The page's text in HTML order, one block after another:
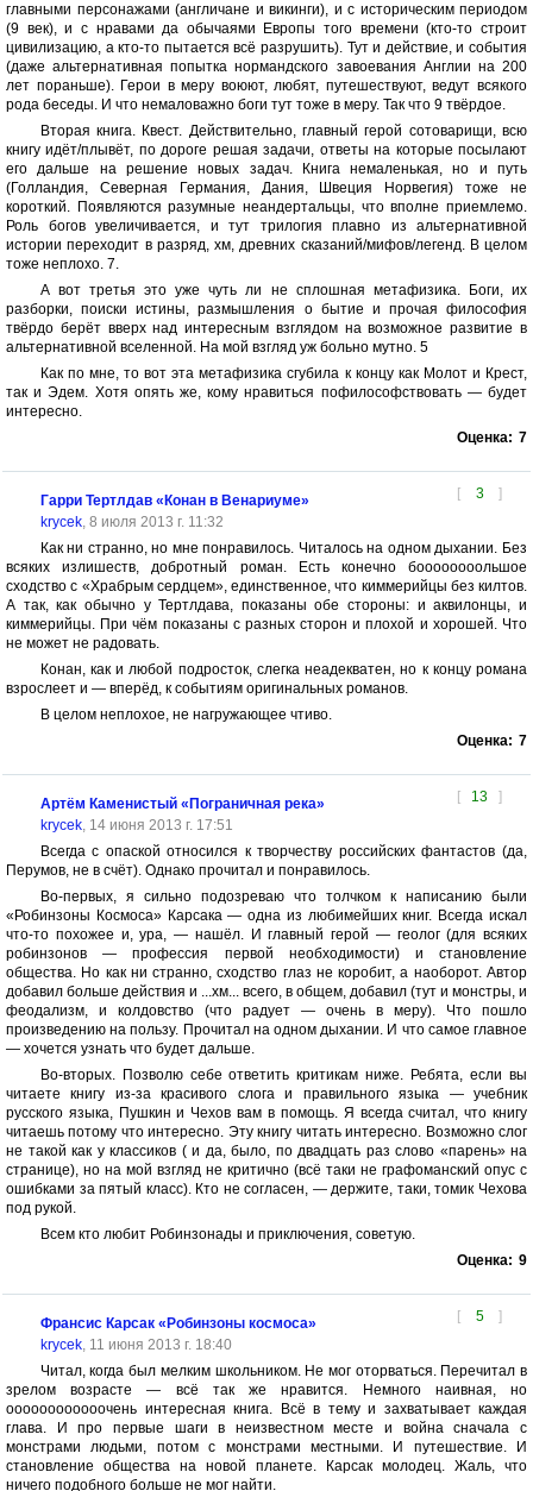
главными персонажами (англичане и викинги), и с историческим периодом
(9 век), и с нравами да обычаями Европы того времени (кто-то строит
цивилизацию, а кто-то пытается всё разрушить). Тут и действие, и события
(даже альтернативная попытка нормандского завоевания Англии на 200
лет пораньше). Герои в меру воюют, любят, путешествуют, ведут всякого
рода беседы. И что немаловажно боги тут тоже в меру. Так что 9 твёрдое.
Вторая книга. Квест. Действительно, главный герой сотоварищи, всю
книгу идёт/плывёт, по дороге решая задачи, ответы на которые посылают
его дальше на решение новых задач. Книга немаленькая, но и путь
(Голландия, Северная Германия, Дания, Швеция Норвегия) тоже не
короткий. Появляются разумные неандертальцы, что вполне приемлемо.
Роль богов увеличивается, и тут трилогия плавно из альтернативной
истории переходит в разряд, хм, древних сказаний/мифов/легенд. В целом
тоже неплохо. 7.
А вот третья это уже чуть ли не сплошная метафизика. Боги, их
разборки, поиски истины, размышления о бытие и прочая философия
твёрдо берёт вверх над интересным взглядом на возможное развитие в
альтернативной вселенной. На мой взгляд уж больно мутно. 5
Как по мне, то вот эта метафизика сгубила к концу как Молот и Крест,
так и Эдем. Хотя опять же, кому нравиться пофилософствовать — будет
интересно.
Оценка: 7
[ 3 ]
Гарри Тертлдав «Конан в Венариуме»
krycek, 8 июля 2013 г. 11:32
Как ни странно, но мне понравилось. Читалось на одном дыхании. Без
всяких излишеств, добротный роман. Есть конечно боооооооольшое
сходство с «Храбрым сердцем», единственное, что киммерийцы без килтов.
А так, как обычно у Тертлдава, показаны обе стороны: и аквилонцы, и
киммерийцы. При чём показаны с разных сторон и плохой и хорошей. Что
не может не радовать.
Конан, как и любой подросток, слегка неадекватен, но к концу романа
взрослеет и — вперёд, к событиям оригинальных романов.
В целом неплохое, не нагружающее чтиво.
Оценка: 7
[ 13 ]
Артём Каменистый «Пограничная река»
krycek, 14 июня 2013 г. 17:51
Всегда с опаской относился к творчеству российских фантастов (да,
Перумов, не в счёт). Однако прочитал и понравилось.
Во-первых, я сильно подозреваю что толчком к написанию были
«Робинзоны Космоса» Карсака — одна из любимейших книг. Всегда искал
что-то похожее и, ура, — нашёл. И главный герой — геолог (для всяких
робинзонов — профессия первой необходимости) и становление
общества. Но как ни странно, сходство глаз не коробит, а наоборот. Автор
добавил больше действия и ...хм... всего, в общем, добавил (тут и монстры, и
феодализм, и колдовство (что радует — очень в меру). Что пошло
произведению на пользу. Прочитал на одном дыхании. И что самое главное
— хочется узнать что будет дальше.
Во-вторых. Позволю себе ответить критикам ниже. Ребята, если вы
читаете книгу из-за красивого слога и правильного языка — учебник
русского языка, Пушкин и Чехов вам в помощь. Я всегда считал, что книгу
читаешь потому что интересно. Эту книгу читать интересно. Возможно слог
не такой как у классиков ( и да, было, по двадцать раз слово «парень» на
странице), но на мой взгляд не критично (всё таки не графоманский опус с
ошибками за пятый класс). Кто не согласен, — держите, таки, томик Чехова
под рукой.
Всем кто любит Робинзонады и приключения, советую.
Оценка: 9
[ 5 ]
Франсис Карсак «Робинзоны космоса»
krycek, 11 июня 2013 г. 18:40
Читал, когда был мелким школьником. Не мог оторваться. Перечитал в
зрелом возрасте — всё так же нравится. Немного наивная, но
оооооооооооочень интересная книга. Всё в тему и захватывает каждая
глава. И про первые шаги в неизвестном месте и война сначала с
монстрами людьми, потом с монстрами местными. И путешествие. И
становление общества на новой планете. Карсак молодец. Жаль, что
ничего подобного больше не мог найти.